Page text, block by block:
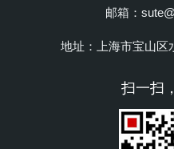
邮箱：
地址：上海市宝山区
扫一扫